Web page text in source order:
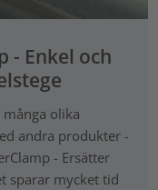
- Enkel och
olika
andra produkter -
- Ersätter
sparar mycket tid